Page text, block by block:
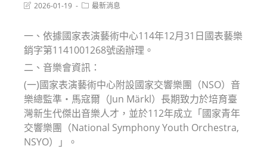
Post2026-01-19
Post最新消息
一、依據國家表演藝術中心114年12月31日國表藝樂
銷字第1141001268號函辦理。
二、音樂會資訊：
(一)國家表演藝術中心附設國家交響樂團（NSO）音
樂總監準・馬寇爾（Jun Märkl）長期致力於培育臺
灣新生代傑出音樂人才，並於112年成立「國家青年
交響樂團（National Symphony Youth Orchestra,
NSYO）」。